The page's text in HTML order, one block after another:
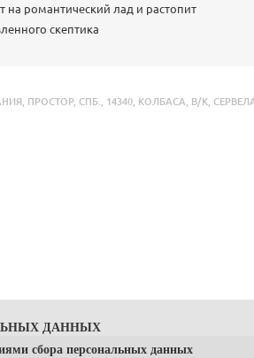
на романтический лад и растопит
скептика
ПРОСТОР, СПБ. 14340 КОЛБАСА В/К
ДАННЫХ
сбора персональных данных